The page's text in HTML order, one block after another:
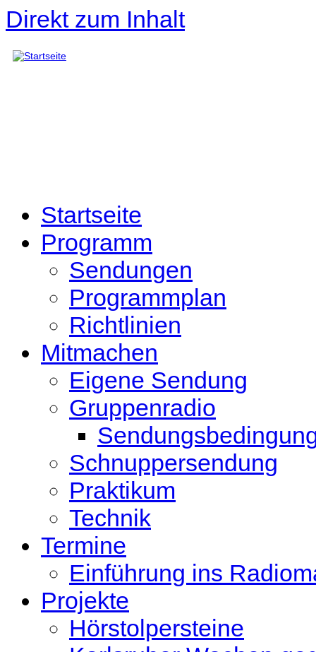
Direkt zum Inhalt
Startseite
Programm
Sendungen
Programmplan
Richtlinien
Mitmachen
Eigene Sendung
Gruppenradio
Schnuppersendung
Praktikum
Technik
Termine
Einführung ins
Projekte
Hörstolpersteine